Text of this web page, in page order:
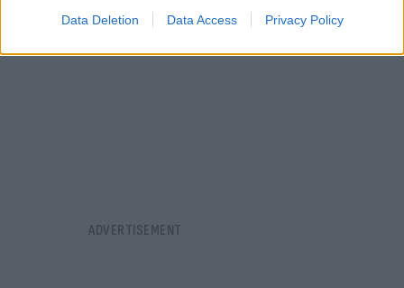
Data Deletion Data Access Privacy Policy